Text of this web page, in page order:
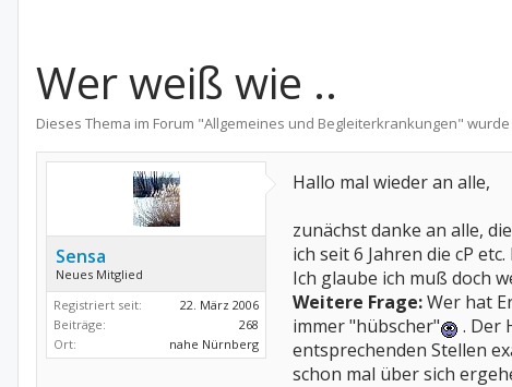
Wer weiß wie ..
Dieses Thema im Forum "Allgemeines und Begleiterkrankungen"
Sensa
Neues Mitglied
Registriert seit:
22. März 2006
Beiträge:
268
Ort:
nahe Nürnberg
Hallo mal wieder an alle,
zunächst danke an alle,
ich seit 6 Jahren die cP
Ich glaube ich muß doch
Weitere Frage:Wer hat
immer "hübscher"
. Der
entsprechenden Stellen
schon mal über sich